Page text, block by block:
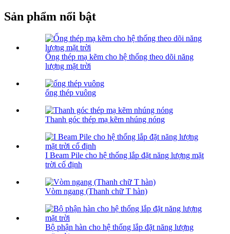
Sản phẩm nổi bật
Ống thép mạ kẽm cho hệ thống theo dõi năng
lượng mặt trời
ống thép vuông
Thanh góc thép mạ kẽm nhúng nóng
I Beam Pile cho hệ thống lắp đặt năng lượng mặt
trời cố định
Vòm ngang (Thanh chữ T hàn)
Bộ phận hàn cho hệ thống lắp đặt năng lượng